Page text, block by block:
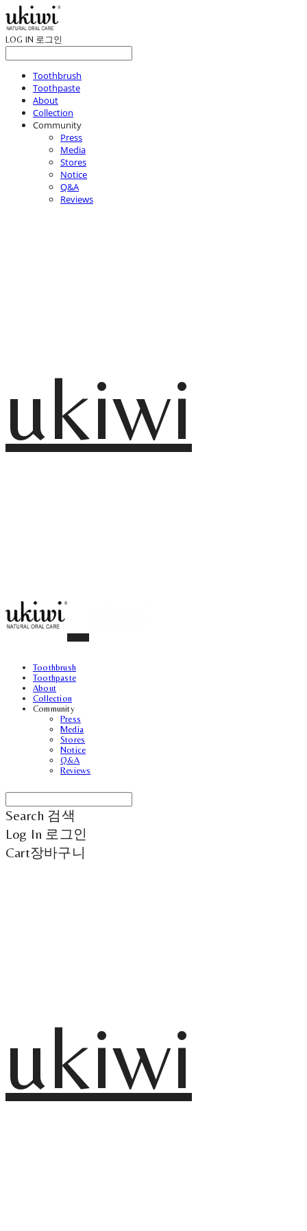
LOG IN 로그인
Toothbrush
Toothpaste
About
Collection
Community
Press
Media
Stores
Notice
Q&A
Reviews
ukiwi
Toothbrush
Toothpaste
About
Collection
Community
Press
Media
Stores
Notice
Q&A
Reviews
Search 검색
Log In 로그인
Cart장바구니
ukiwi